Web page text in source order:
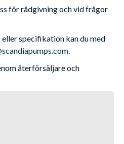
för rådgivning och vid frågor
specifikation kan du med
.
återförsäljare och